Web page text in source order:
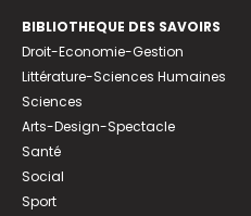
BIBLIOTHEQUE DES SAVOIRS
Droit-Economie-Gestion
Littérature-Sciences Humaines
Sciences
Arts-Design-Spectacle
Santé
Social
Sport